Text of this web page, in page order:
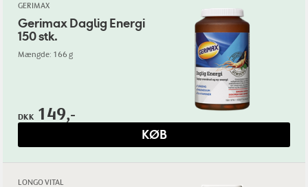
GERIMAX
Gerimax Daglig Energi
150 stk.
Mængde: 166 g
DKK 149,-
KØB
LONGO VITAL